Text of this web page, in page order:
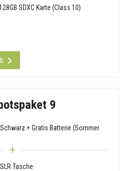
SDXC Karte (Class 10)
9
Schwarz + Gratis Batterie (Sommer
Tasche